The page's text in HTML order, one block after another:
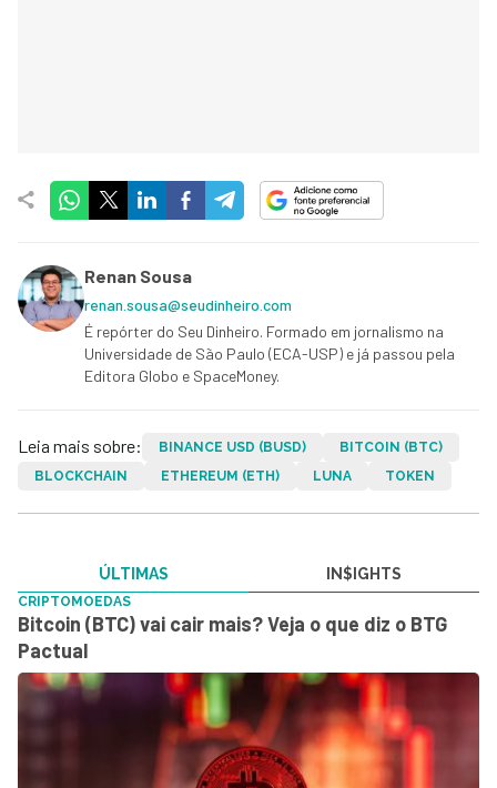
Renan Sousa
renan.sousa@seudinheiro.com
É repórter do Seu Dinheiro. Formado em jornalismo na
Universidade de São Paulo (ECA-USP) e já passou pela
Editora Globo e SpaceMoney.
Leia mais sobre: BINANCE USD (BUSD)
BITCOIN (BTC)
BLOCKCHAIN
ETHEREUM (ETH) LUNA TOKEN
ÚLTIMAS IN$IGHTS
CRIPTOMOEDAS
Bitcoin (BTC) vai cair mais? Veja o que diz o BTG
Pactual